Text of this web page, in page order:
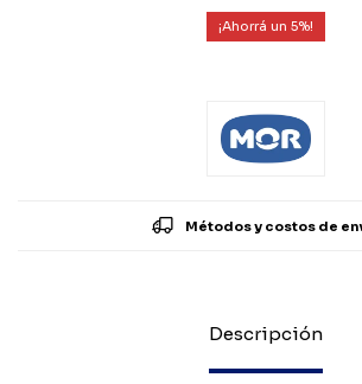
5
Métodos y costos de
Descripción